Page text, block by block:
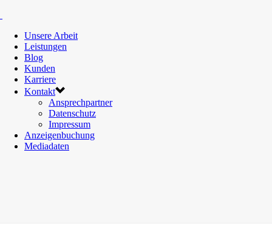
Unsere Arbeit
Leistungen
Blog
Kunden
Karriere
Kontakt
Ansprechpartner
Datenschutz
Impressum
Anzeigenbuchung
Mediadaten